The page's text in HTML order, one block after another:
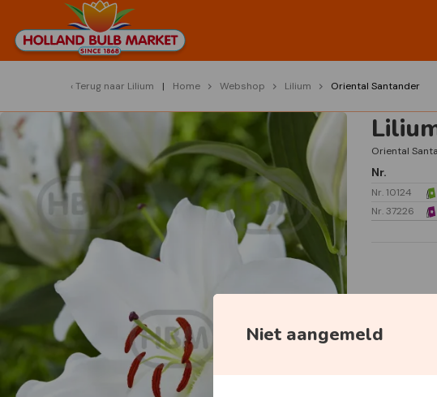
Niet aangemeld
Terug naar Lilium Home Webshop Lilium Oriental Santander
Oriental
Nr.
Nr. 10124
Nr. 37226
Primaire